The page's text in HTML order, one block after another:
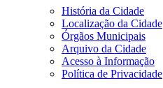
História da Cidade
Localização da Cidade
Órgãos Municipais
Arquivo da Cidade
Acesso à Informação
Política de Privacidade